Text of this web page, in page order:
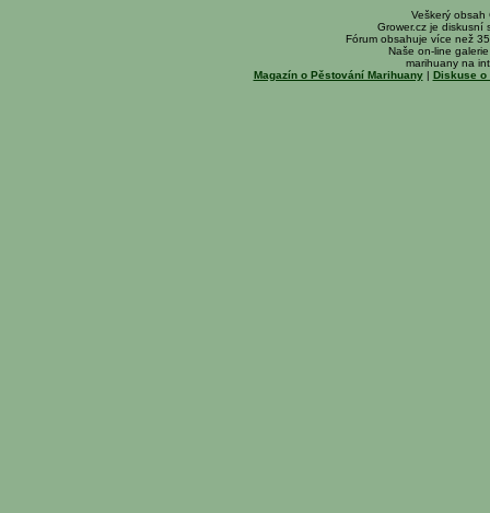
Veškerý obsah
Grower.cz je diskusní
Fórum obsahuje více než
Naše on-line
marihuany na
Magazín o Pěstování Marihuany| Diskuse o